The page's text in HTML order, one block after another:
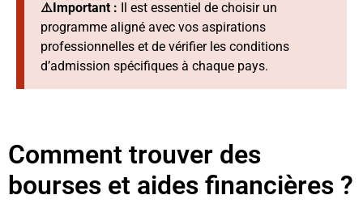
⚠️Important : Il est essentiel de choisir un
programme aligné avec vos aspirations
professionnelles et de vérifier les conditions
d’admission spécifiques à chaque pays.
Comment trouver des
bourses et aides financières ?